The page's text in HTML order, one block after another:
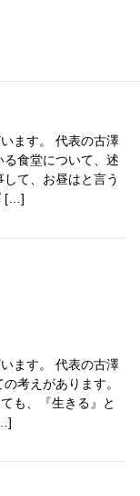
ます。 代表の古澤
食堂について、述
て、お昼はと言う
[…]
ます。 代表の古澤
考えがあります。
も、『生きる』と